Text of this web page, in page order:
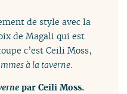
de style avec la
de Magali qui est
c’est Ceili Moss,
à la taverne.
par Ceili Moss.